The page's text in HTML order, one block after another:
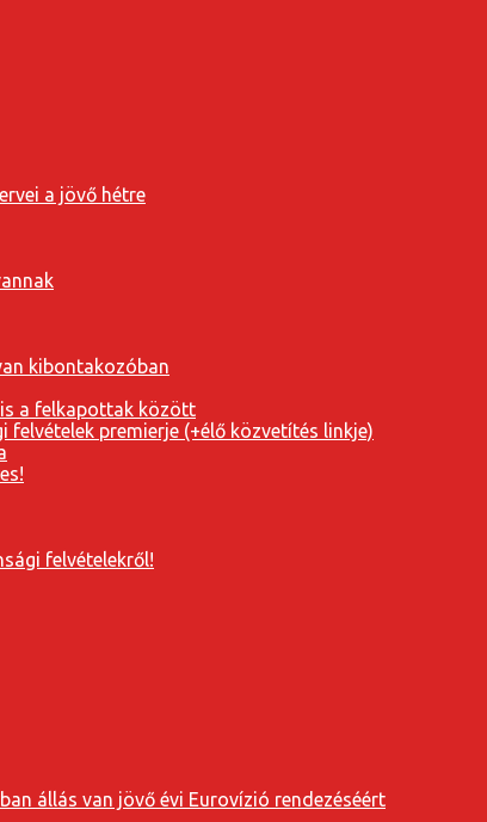
a jövő hétre
kibontakozóban
a felkapottak között
premierje (+élő közvetítés linkje)
felvételekről!
állás van jövő évi Eurovízió rendezéséért